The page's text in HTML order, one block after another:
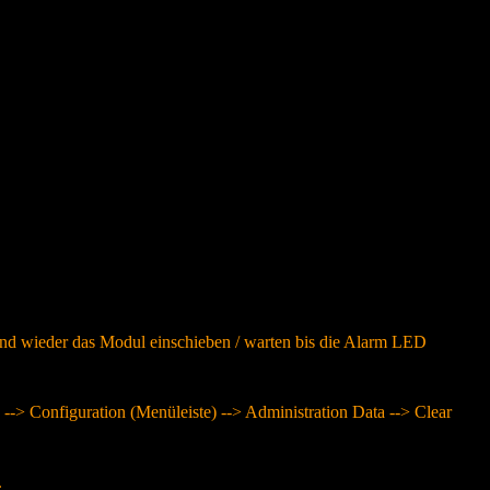
wieder das Modul einschieben / warten bis die Alarm LED
> Configuration (Menüleiste) --> Administration Data --> Clear